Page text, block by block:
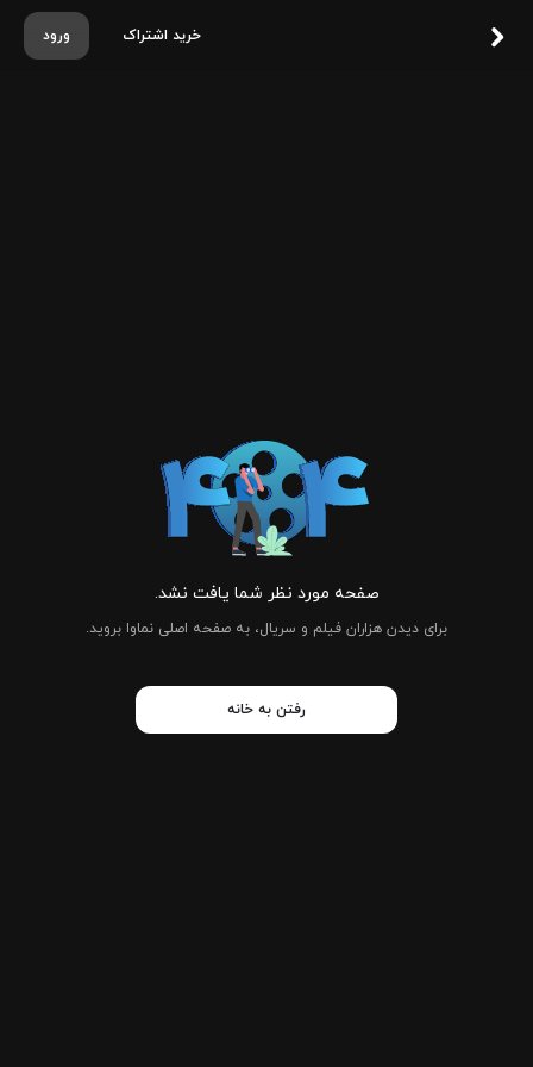
ورود خرید اشتراک
صفحه مورد نظر شما یافت نشد.
برای دیدن هزاران فیلم و سریال، به صفحه اصلی نماوا بروید.
رفتن به خانه